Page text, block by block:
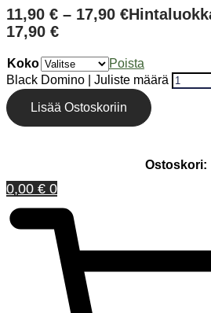
11,90 € – 17,90 €
17,90 €
Koko
Poista
Black Domino | Juliste määrä
Lisää Ostoskoriin
Ostoskori:
0,00 € 0